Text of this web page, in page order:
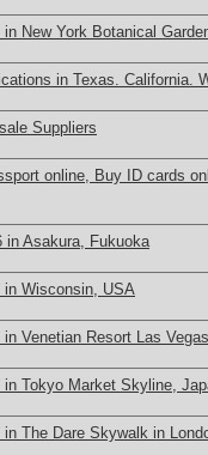
in New York Botanical
in Texas. California.
Suppliers
online, Buy ID cards
in Asakura, Fukuoka
in Wisconsin, USA
in Venetian Resort Las
in Tokyo Market Skyline,
in The Dare Skywalk in